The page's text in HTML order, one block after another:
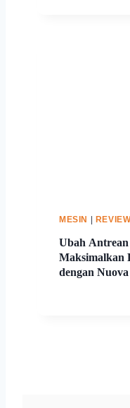
MESIN
Ubah
Maksimalkan
dengan